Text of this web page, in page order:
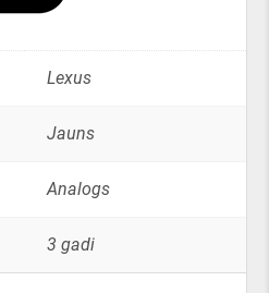
Lexus
Jauns
Analogs
3 gadi